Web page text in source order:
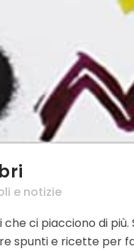
e notizie
che ci piacciono di
spunti e ricette per